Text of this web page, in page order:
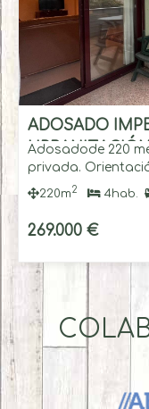
ADOSADO
Adosadode 220
privada.
calidez durante
220m2 4hab.
269.000 €